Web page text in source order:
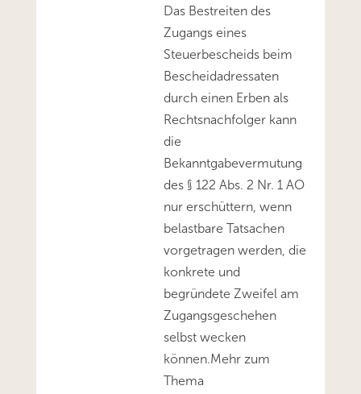
Das Bestreiten des
Zugangs eines
Steuerbescheids beim
Bescheidadressaten
durch einen Erben als
Rechtsnachfolger kann
die
Bekanntgabevermutung
des § 122 Abs. 2 Nr. 1 AO
nur erschüttern, wenn
belastbare Tatsachen
vorgetragen werden, die
konkrete und
begründete Zweifel am
Zugangsgeschehen
selbst wecken
können.Mehr zum
Thema